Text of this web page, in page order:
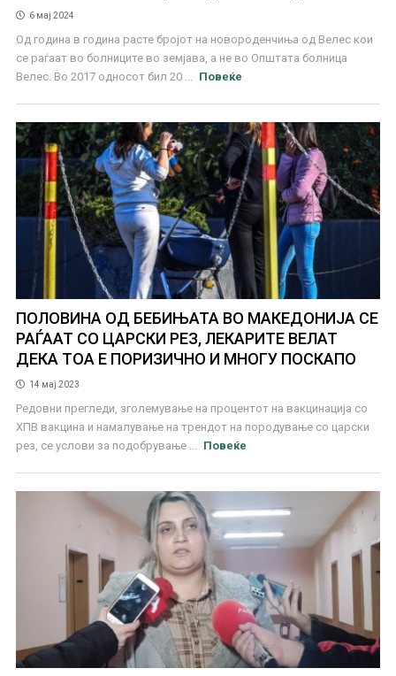
6 мај 2024
Од година в година расте бројот на новороденчиња од Велес кои
се раѓаат во болниците во земјава, а не во Општата болница
Велес. Во 2017 односот бил 20 ...
Повеќе
ПОЛОВИНА ОД БЕБИЊАТА ВО МАКЕДОНИЈА СЕ
РАЃААТ СО ЦАРСКИ РЕЗ, ЛЕКАРИТЕ ВЕЛАТ
ДЕКА ТОА Е ПОРИЗИЧНО И МНОГУ ПОСКАПО
14 мај 2023
Редовни прегледи, зголемување на процентот на вакцинација со
ХПВ вакцина и намалување на трендот на породување со царски
рез, се услови за подобрување ...
Повеќе